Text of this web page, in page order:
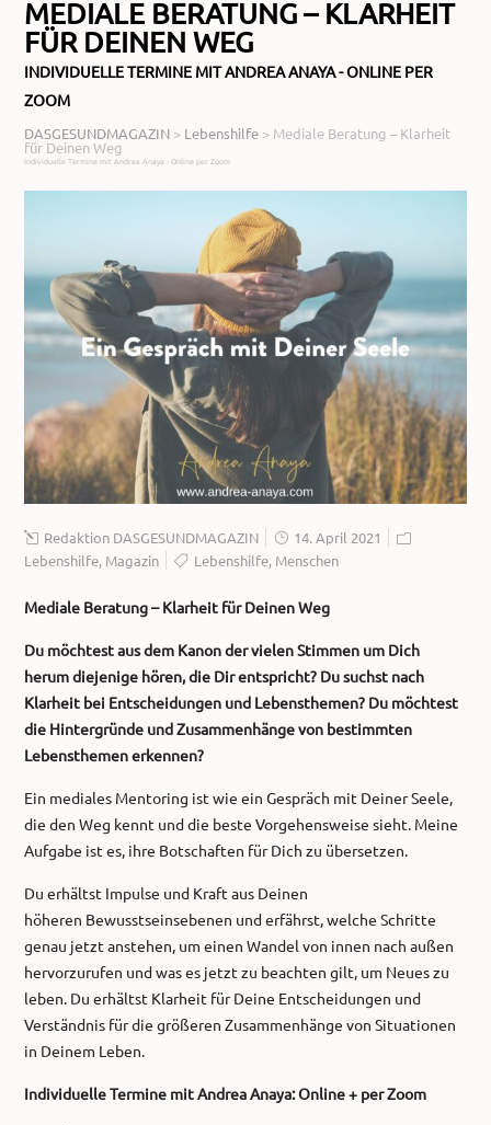
MEDIALE BERATUNG – KLARHEIT
FÜR DEINEN WEG
INDIVIDUELLE TERMINE MIT ANDREA ANAYA - ONLINE PER
ZOOM
DASGESUNDMAGAZIN > Lebenshilfe > Mediale Beratung – Klarheit
für Deinen Weg
Individuelle Termine mit Andrea Anaya - Online per Zoom
Redaktion DASGESUNDMAGAZIN
14. April 2021
Lebenshilfe, Magazin Lebenshilfe, Menschen
Mediale Beratung – Klarheit für Deinen Weg
Du möchtest aus dem Kanon der vielen Stimmen um Dich
herum diejenige hören, die Dir entspricht? Du suchst nach
Klarheit bei Entscheidungen und Lebensthemen? Du möchtest
die Hintergründe und Zusammenhänge von bestimmten
Lebensthemen erkennen?
Ein mediales Mentoring ist wie ein Gespräch mit Deiner Seele,
die den Weg kennt und die beste Vorgehensweise sieht. Meine
Aufgabe ist es, ihre Botschaften für Dich zu übersetzen.
Du erhältst Impulse und Kraft aus Deinen
höheren Bewusstseinsebenen und erfährst, welche Schritte
genau jetzt anstehen, um einen Wandel von innen nach außen
hervorzurufen und was es jetzt zu beachten gilt, um Neues zu
leben. Du erhältst Klarheit für Deine Entscheidungen und
Verständnis für die größeren Zusammenhänge von Situationen
in Deinem Leben.
Individuelle Termine mit Andrea Anaya: Online + per Zoom